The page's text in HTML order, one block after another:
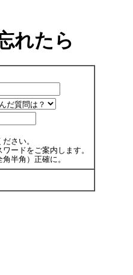
れたら
さい。
ードをご案内します。
半角）正確に。